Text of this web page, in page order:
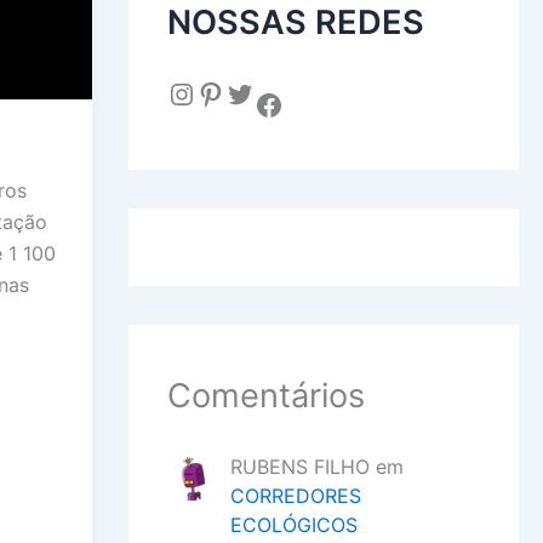
100
NOSSAS REDES
Instagram Pinterest Twitter Facebook
Comentários
RUBENS FILHO em
CORREDORES
ECOLÓGICOS